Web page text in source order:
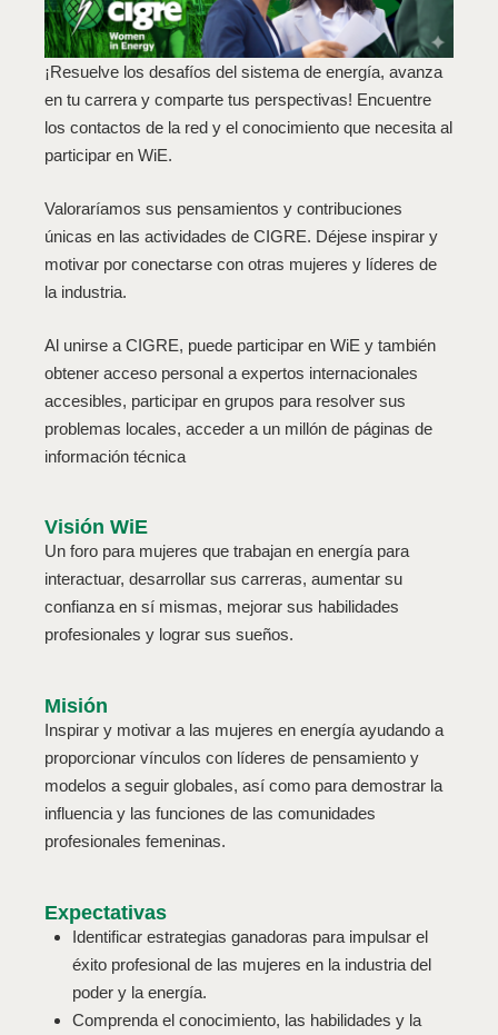
¡Resuelve los desafíos del sistema de energía, avanza
en tu carrera y comparte tus perspectivas! Encuentre
los contactos de la red y el conocimiento que necesita al
participar en WiE.
Valoraríamos sus pensamientos y contribuciones
únicas en las actividades de CIGRE. Déjese inspirar y
motivar por conectarse con otras mujeres y líderes de
la industria.
Al unirse a CIGRE, puede participar en WiE y también
obtener acceso personal a expertos internacionales
accesibles, participar en grupos para resolver sus
problemas locales, acceder a un millón de páginas de
información técnica
Visión WiE
Un foro para mujeres que trabajan en energía para
interactuar, desarrollar sus carreras, aumentar su
confianza en sí mismas, mejorar sus habilidades
profesionales y lograr sus sueños.
Misión
Inspirar y motivar a las mujeres en energía ayudando a
proporcionar vínculos con líderes de pensamiento y
modelos a seguir globales, así como para demostrar la
influencia y las funciones de las comunidades
profesionales femeninas.
Expectativas
Identificar estrategias ganadoras para impulsar el
éxito profesional de las mujeres en la industria del
poder y la energía.
Comprenda el conocimiento, las habilidades y la